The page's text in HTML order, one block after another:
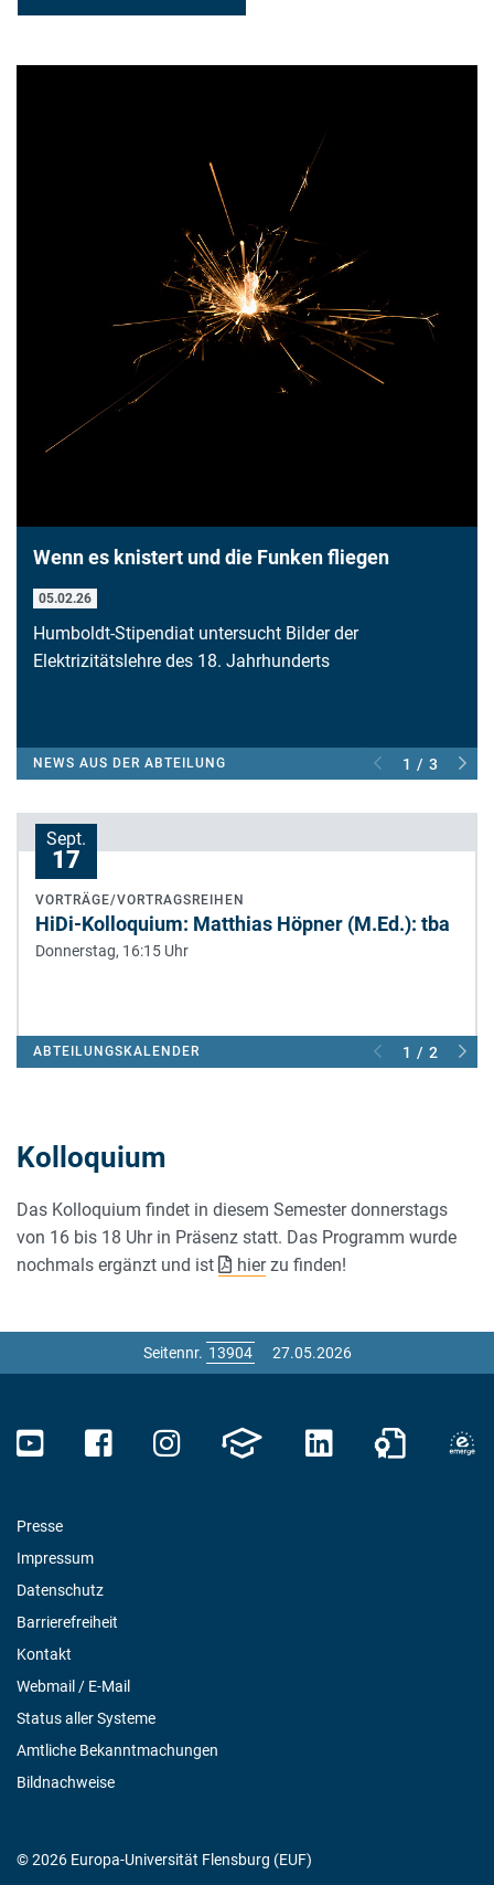
Wenn es knistert und die Funken fliegen
05.02.26
Humboldt-Stipendiat untersucht Bilder der
Elektrizitätslehre des 18. Jahrhunderts
NEWS AUS DER ABTEILUNG 1 / 3
Sept.
17
VORTRÄGE/VORTRAGSREIHEN
HiDi-Kolloquium: Matthias Höpner (M.Ed.): tba
Donnerstag, 16:15 Uhr
ABTEILUNGSKALENDER 1 / 2
Kolloquium
Das Kolloquium findet in diesem Semester donnerstags
von 16 bis 18 Uhr in Präsenz statt. Das Programm wurde
nochmals ergänzt und ist
hierzu finden!
Seitennr. 27.05.2026
Presse
Impressum
Datenschutz
Barrierefreiheit
Kontakt
Webmail / E-Mail
Status aller Systeme
Amtliche Bekanntmachungen
Bildnachweise
© 2026 Europa-Universität Flensburg (EUF)